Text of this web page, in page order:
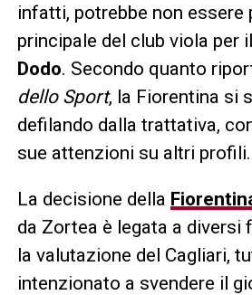
infatti, potrebbe non essere
principale del club viola per
Dodo. Secondo quanto
dello Sport, la Fiorentina si
defilando dalla trattativa,
sue attenzioni su altri profili.
La decisione della
da Zortea è legata a diversi
la valutazione del Cagliari,
intenzionato a svendere il